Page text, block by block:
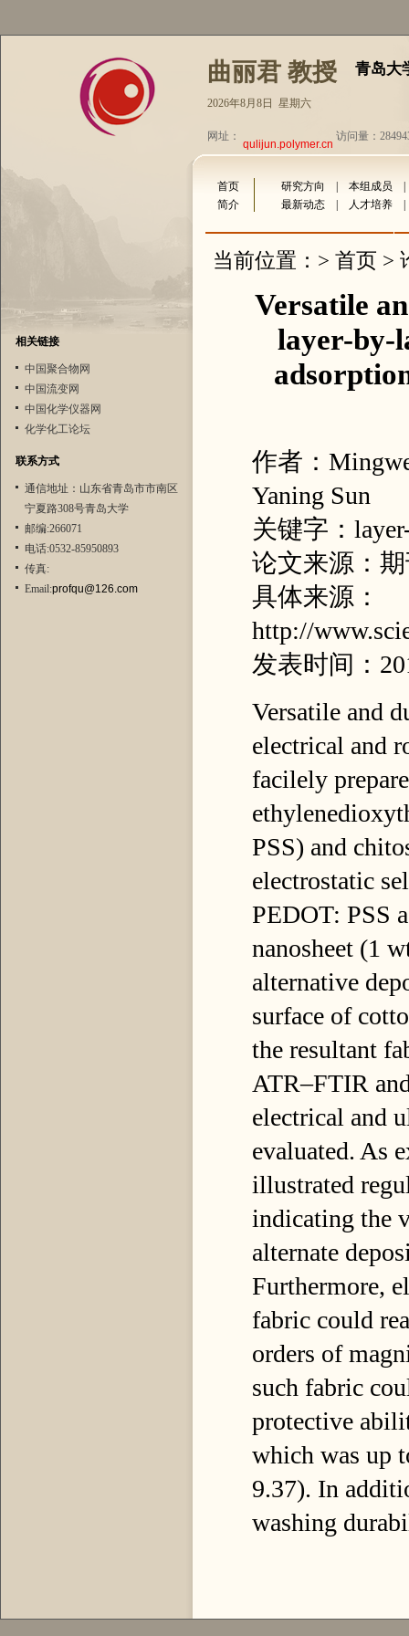
曲丽君 教授 青岛大
2026年8月8日 星期六
网址： qulijun.polymer.cn 访问量：
相关链接
中国聚合物网
中国流变网
中国化学仪器网
化学化工论坛
联系方式
通信地址：山东省青岛市市南区
宁夏路308号青岛大学
邮编:266071
电话:0532-85950893
传真:
Email:profqu@126.com
首页 研究方向 本组成员
简介
最新动态 人才培养
当前位置：> 首页 >
Versatile
layer-by-
作者：
Yaning Sun
关键字：
论文来源：
具体来源：
http://
发表时间：
Versatile and
electrical and
facilely
PSS) and
electrostatic
PEDOT: PSS
nanosheet (1
alternative
surface of
the resultant
ATR–FTIR
electrical and
evaluated. As
illustrated
indicating the
alternate
Furthermore,
fabric could
orders of
such fabric
protective
which was up
9.37). In
washing